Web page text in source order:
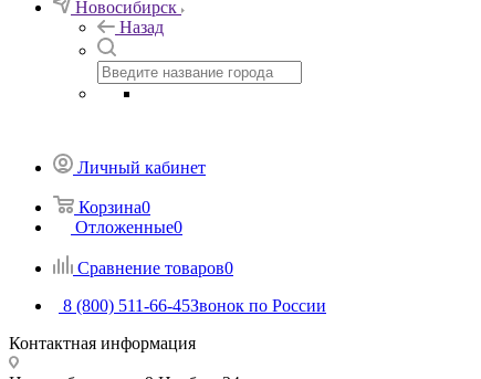
Новосибирск
Назад
Личный кабинет
Корзина0
Отложенные0
Сравнение товаров0
8 (800) 511-66-45Звонок по России
Контактная информация